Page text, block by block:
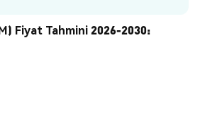
Fiyat Tahmini 2026-2030: